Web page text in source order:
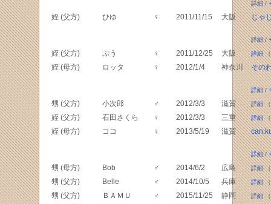
詳細/
姪 (父方) ひゆ ♀ 2011/11/15 大阪 じゃ
詳細/
姪 (父方) ぷう ♀ 2011/12/25 大阪 詳細（
姪 (母方) ロッタ ♀ 2012/1/4 神奈川 その
詳細/
甥 (父方) 小次郎 ♂ 2012/3/3 滋賀 詳細（
姪 (父方) 石田さくら ♀ 2012/3/3 三重 詳細（
姪 (母方) ココ ♀ 2013/5/19 滋賀
詳細/
甥 (母方) Bob ♂ 2014/6/2 広島 詳細（
甥 (父方) Belle ♂ 2014/10/5 兵庫 詳細（
甥 (父方) ＢＡＭＵ ♂ 2015/11/25 静岡 詳細（